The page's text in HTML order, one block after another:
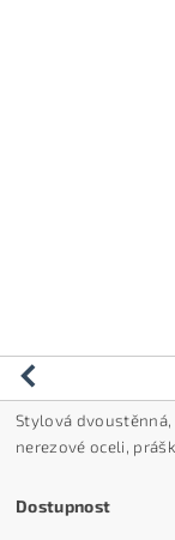
Stylová
nerezové oceli,
Dostupnost